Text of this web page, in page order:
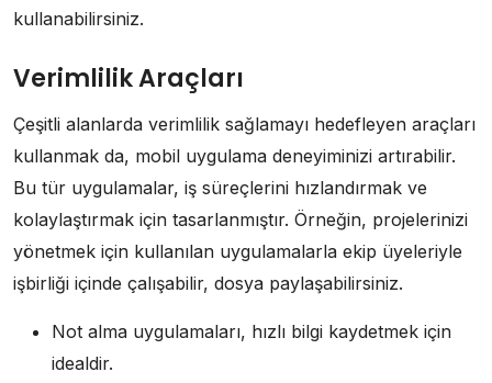
kullanabilirsiniz.
Verimlilik Araçları
Çeşitli alanlarda verimlilik sağlamayı hedefleyen araçları
kullanmak da, mobil uygulama deneyiminizi artırabilir.
Bu tür uygulamalar, iş süreçlerini hızlandırmak ve
kolaylaştırmak için tasarlanmıştır. Örneğin, projelerinizi
yönetmek için kullanılan uygulamalarla ekip üyeleriyle
işbirliği içinde çalışabilir, dosya paylaşabilirsiniz.
Not alma uygulamaları, hızlı bilgi kaydetmek için
idealdir.